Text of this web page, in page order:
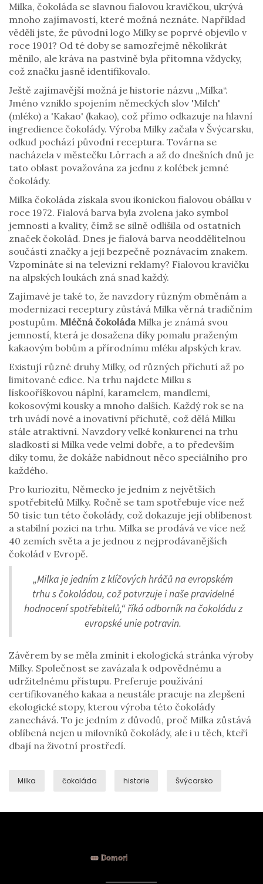
Milka, čokoláda se slavnou fialovou kravičkou, ukrývá
mnoho zajímavostí, které možná neznáte. Například
věděli jste, že původní logo Milky se poprvé objevilo v
roce 1901? Od té doby se samozřejmě několikrát
měnilo, ale kráva na pastvině byla přítomna vždycky,
což značku jasně identifikovalo.
Ještě zajímavější možná je historie názvu „Milka“.
Jméno vzniklo spojením německých slov 'Milch'
(mléko) a 'Kakao' (kakao), což přímo odkazuje na hlavní
ingredience čokolády. Výroba Milky začala v Švýcarsku,
odkud pochází původní receptura. Továrna se
nacházela v městečku Lörrach a až do dnešních dnů je
tato oblast považována za jednu z kolébek jemné
čokolády.
Milka čokoláda získala svou ikonickou fialovou obálku v
roce 1972. Fialová barva byla zvolena jako symbol
jemnosti a kvality, čímž se silně odlišila od ostatních
značek čokolád. Dnes je fialová barva neoddělitelnou
součástí značky a její bezpečně poznávacím znakem.
Vzpomínáte si na televizní reklamy? Fialovou kravičku
na alpských loukách zná snad každý.
Zajímavé je také to, že navzdory různým obměnám a
modernizaci receptury zůstává Milka věrná tradičním
postupům. Mléčná čokoládaMilka je známá svou
jemností, která je dosažena díky pomalu praženým
kakaovým bobům a přírodnímu mléku alpských krav.
Existují různé druhy Milky, od různých příchutí až po
limitované edice. Na trhu najdete Milku s
lískooříškovou náplní, karamelem, mandlemi,
kokosovými kousky a mnoho dalších. Každý rok se na
trh uvádí nové a inovativní příchutě, což dělá Milku
stále atraktivní. Navzdory velké konkurenci na trhu
sladkostí si Milka vede velmi dobře, a to především
díky tomu, že dokáže nabídnout něco speciálního pro
každého.
Pro kuriozitu, Německo je jedním z největších
spotřebitelů Milky. Ročně se tam spotřebuje více než
50 tisíc tun této čokolády, což dokazuje její oblíbenost
a stabilní pozici na trhu. Milka se prodává ve více než
40 zemích světa a je jednou z nejprodávanějších
čokolád v Evropě.
„Milka je jedním z klíčových hráčů na evropském
trhu s čokoládou, což potvrzuje i naše pravidelné
hodnocení spotřebitelů,“ říká odborník na čokoládu z
evropské unie potravin.
Závěrem by se měla zmínit i ekologická stránka výroby
Milky. Společnost se zavázala k odpovědnému a
udržitelnému přístupu. Preferuje používání
certifikovaného kakaa a neustále pracuje na zlepšení
ekologické stopy, kterou výroba této čokolády
zanechává. To je jedním z důvodů, proč Milka zůstává
oblíbená nejen u milovníků čokolády, ale i u těch, kteří
dbají na životní prostředí.
Milka čokoláda historie Švýcarsko